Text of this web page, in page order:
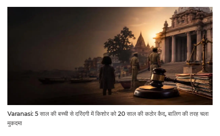
Varanasi: 5 साल की बच्ची से दरिंदगी में किशोर को 20 साल की कठोर कैद, बालिग की तरह चला
मुकदमा